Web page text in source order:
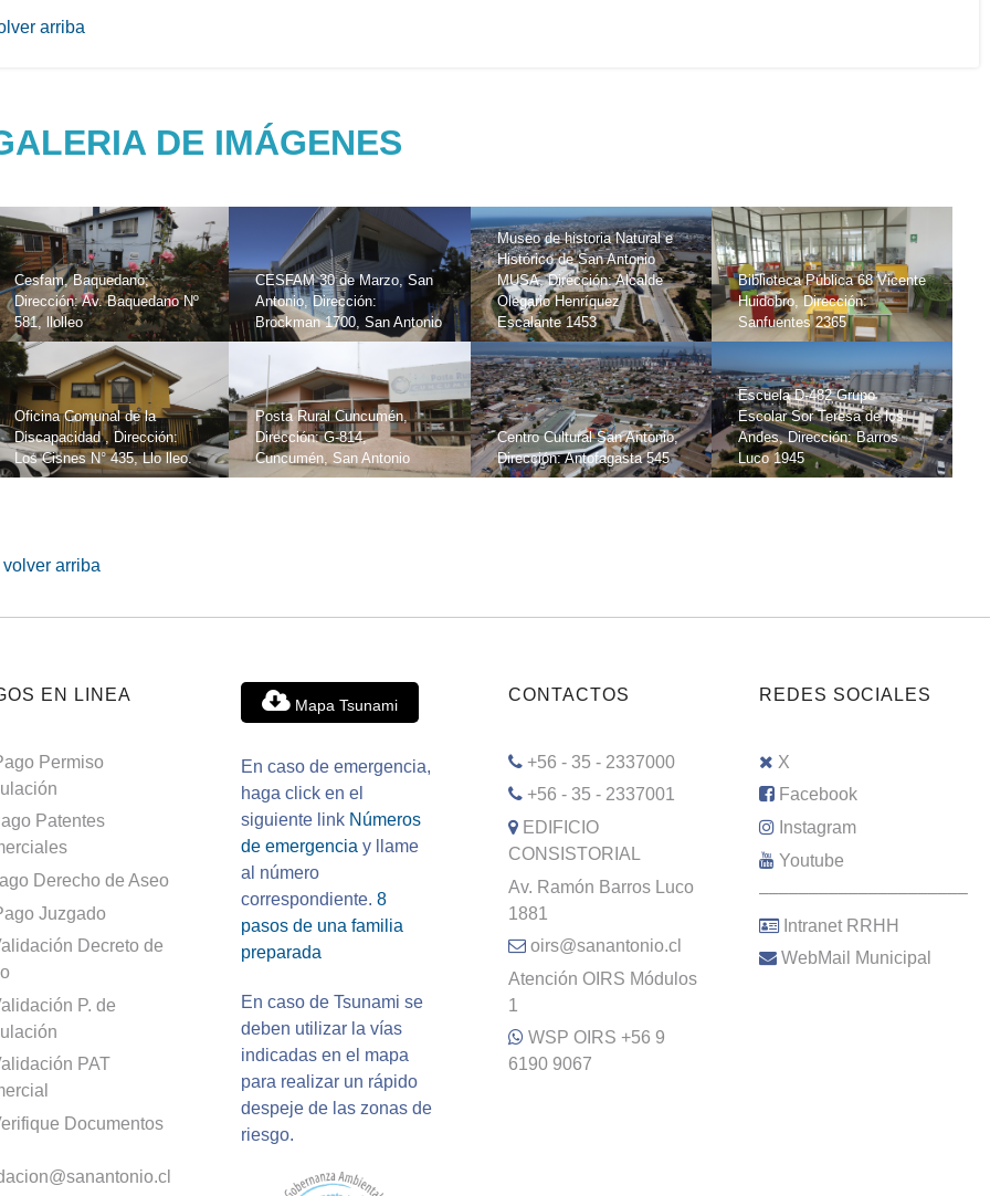
arriba
DE IMÁGENES
Cesfam, Baquedano;
Dirección: Av. Baquedano Nº
581, llolleo
Oficina Comunal de la
Discapacidad , Dirección:
Los Cisnes N° 435, Llo lleo.
CESFAM 30 de Marzo, San
Antonio, Dirección:
Brockman 1700, San Antonio
Posta Rural Cuncumén,
Dirección: G-814,
Cuncumén, San Antonio
Museo de historia Natural e
Histórico de San Antonio
MUSA, Dirección: Alcalde
Olegario Henríquez
Escalante 1453
Centro Cultural San Antonio,
Dirección: Antofagasta 545
Biblioteca Pública 68 Vicente
Huidobro, Dirección:
Sanfuentes 2365
Escuela D-482 Grupo
Escolar Sor Teresa de los
Andes, Dirección: Barros
Luco 1945
volver arriba
EN LINEA
Permiso
Patentes
Derecho de Aseo
Juzgado
Decreto de
P. de
PAT
Documentos
Mapa Tsunami
En caso de emergencia,
haga click en el
siguiente link Números
de emergencia y llame
al número
correspondiente. 8
pasos de una familia
preparada
En caso de Tsunami se
deben utilizar la vías
indicadas en el mapa
para realizar un rápido
despeje de las zonas de
riesgo.
CONTACTOS
+56 - 35 - 2337000
+56 - 35 - 2337001
EDIFICIO
CONSISTORIAL
Av. Ramón Barros Luco
1881
oirs@sanantonio.cl
Atención OIRS Módulos
1
WSP OIRS +56 9
6190 9067
REDES SOCIALES
X
Facebook
Instagram
Youtube
–––––––––––––––––––––
Intranet RRHH
WebMail Municipal